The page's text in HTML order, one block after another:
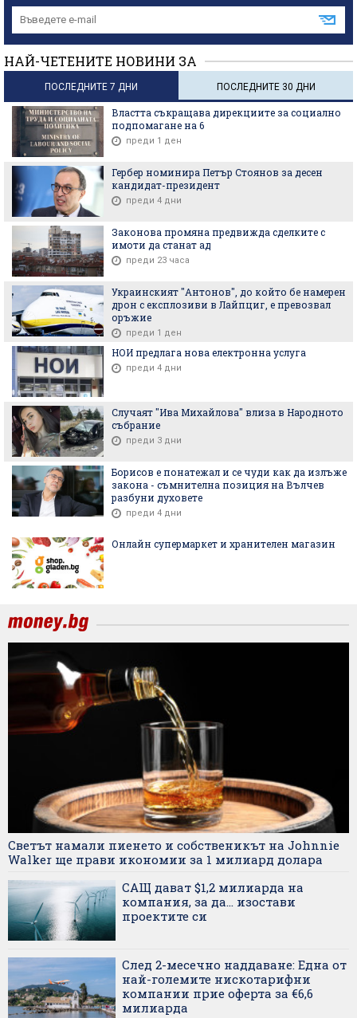
НАЙ-ЧЕТЕНИТЕ НОВИНИ ЗА
ПОСЛЕДНИТЕ 7 ДНИ ПОСЛЕДНИТЕ 30 ДНИ
Властта съкращава дирекциите за социално
подпомагане на 6
преди 1 ден
Гербер номинира Петър Стоянов за десен
кандидат-президент
преди 4 дни
Законова промяна предвижда сделките с
имоти да станат ад
преди 23 часа
Украинският "Антонов", до който бе намерен
дрон с експлозиви в Лайпциг, е превозвал
оръжие
преди 1 ден
НОИ предлага нова електронна услуга
преди 4 дни
Случаят "Ива Михайлова" влиза в Народното
събрание
преди 3 дни
Борисов е понатежал и се чуди как да излъже
закона - съмнителна позиция на Вълчев
разбуни духовете
преди 4 дни
Онлайн супермаркет и хранителен магазин
Светът намали пиенето и собственикът на Johnnie
Walker ще прави икономии за 1 милиард долара
САЩ дават $1,2 милиарда на
компания, за да... изостави
проектите си
След 2-месечно наддаване: Една от
най-големите нискотарифни
компании прие оферта за €6,6
милиарда